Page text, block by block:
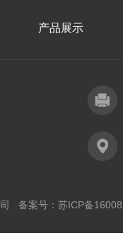
产品展示
备案号： 苏ICP备